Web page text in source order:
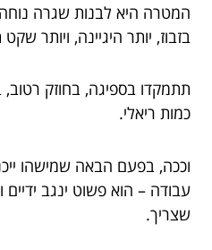
המטרה היא לבנות שגרה
בזבוז, יותר היגיינה, ויותר
תתמקדו בספיגה, בחוזק
כמות ריאלי.
וככה, בפעם הבאה שמישהו
עבודה – הוא פשוט ינגב ידיים
שצריך.